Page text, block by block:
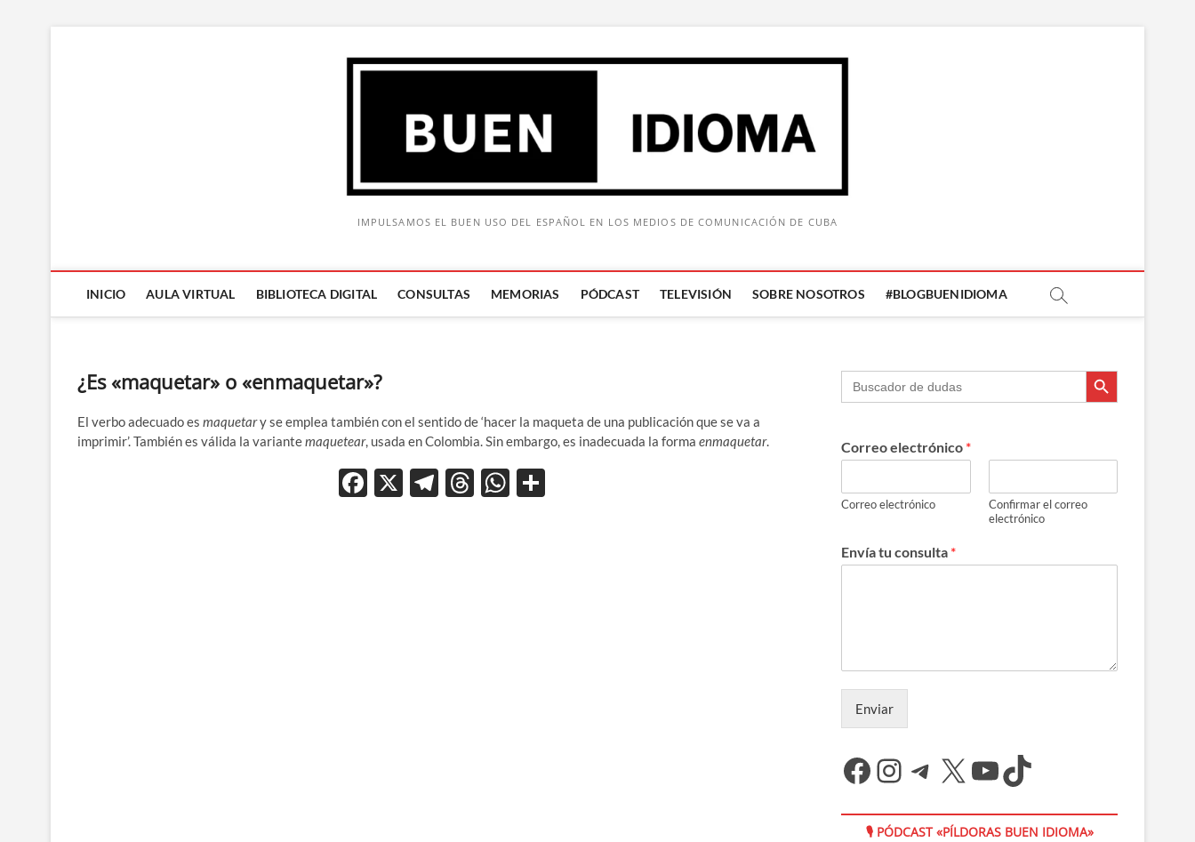
IMPULSAMOS EL BUEN USO DEL ESPAÑOL EN LOS MEDIOS DE COMUNICACIÓN DE CUBA
INICIO AULA VIRTUAL BIBLIOTECA DIGITAL CONSULTAS MEMORIAS PÓDCAST TELEVISIÓN SOBRE NOSOTROS #BLOGBUENIDIOMA
Buscar: Botón de búsqueda
¿Es «maquetar» o «enmaquetar»?
El verbo adecuado es maquetary se emplea también con el sentido de ‘hacer la maqueta de una publicación que se va a
imprimir’. También es válida la variantemaquetear, usada en Colombia. Sin embargo, es inadecuada la forma enmaquetar.
F
X T T W
Buscar: Botón de búsqueda
Correo electrónico *
Correo electrónico
Confirmar el correo
electrónico
Envía tu consulta *
Enviar
Facebook
Instagram
Telegram
X YouTube
TikTok
🎙 PÓDCAST «PÍLDORAS BUEN IDIOMA»